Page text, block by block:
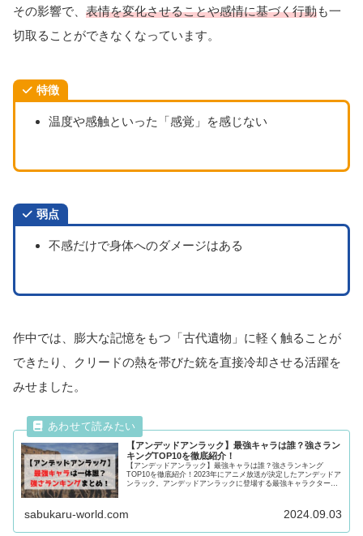
その影響で、 表情を変化させることや感情に基づく行動も一
切取ることができなくなっています。
特徴
温度や感触といった「感覚」を感じない
弱点
不感だけで身体へのダメージはある
作中では、膨大な記憶をもつ「古代遺物」に軽く触ることが
できたり、クリードの熱を帯びた銃を直接冷却させる活躍を
みせました。
【アンデッドアンラック】最強キャラは誰？強さラン
キングTOP10を徹底紹介！
【アンデッドアンラック】最強キャラは誰？強さランキング
TOP10を徹底紹介！2023年にアニメ放送が決定したアンデッドア
ンラック。アンデッドアンラックに登場する最強キャラクターは
sabukaru-world.com 2024.09.03